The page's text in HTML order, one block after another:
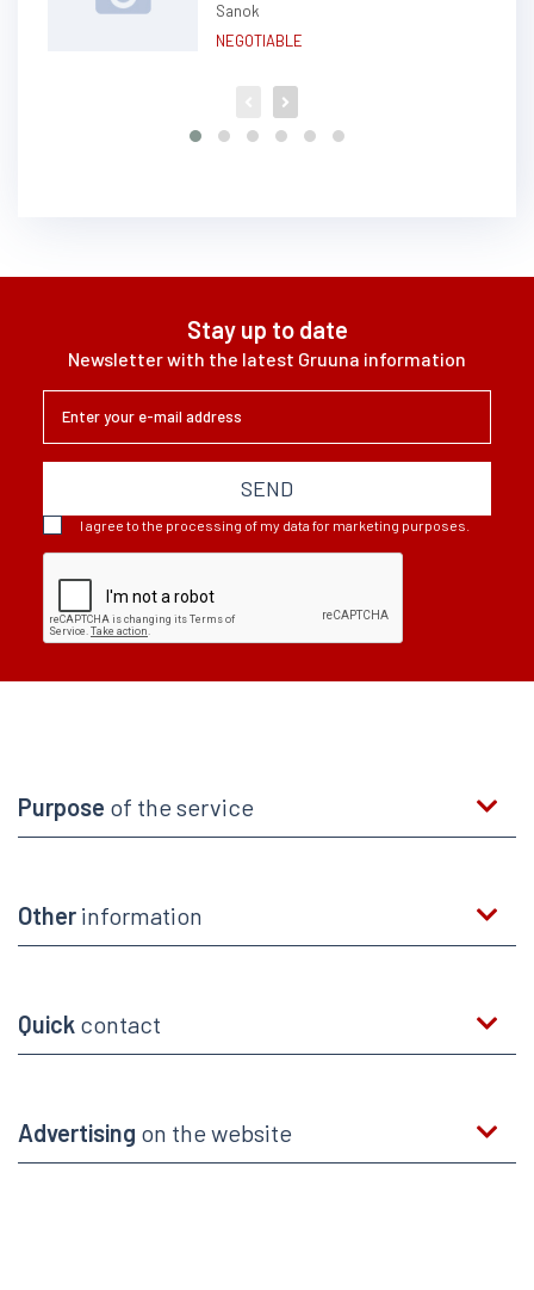
Sanok
NEGOTIABLE
Stay up to date
Newsletter with the latest Gruuna information
SEND
I agree to the processing of my data for marketing purposes.
Purpose of the service
Other information
Quick contact
Advertising on the website